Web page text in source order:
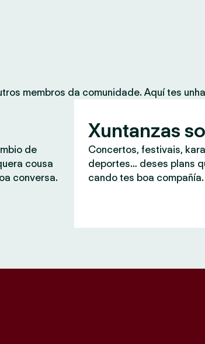
membros da comunidade. Aquí tes
de
cousa
conversa.
Xuntanzas
Concertos, festivais,
deportes… deses plans
cando tes boa compañía.